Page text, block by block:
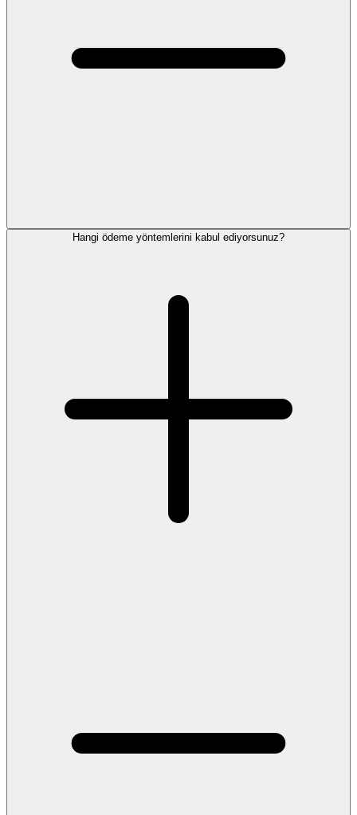
Hangi ödeme yöntemlerini kabul ediyorsunuz?